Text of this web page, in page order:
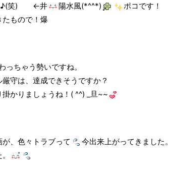
ぁ♪(笑) ←井 陽水風(*^^*)
ポコです！
もので！爆
っちゃう勢いですね。
守は、達成できそうですか？
かりましょうね！( ^^) _旦~~
、色々トラブって
今出来上がってきました。